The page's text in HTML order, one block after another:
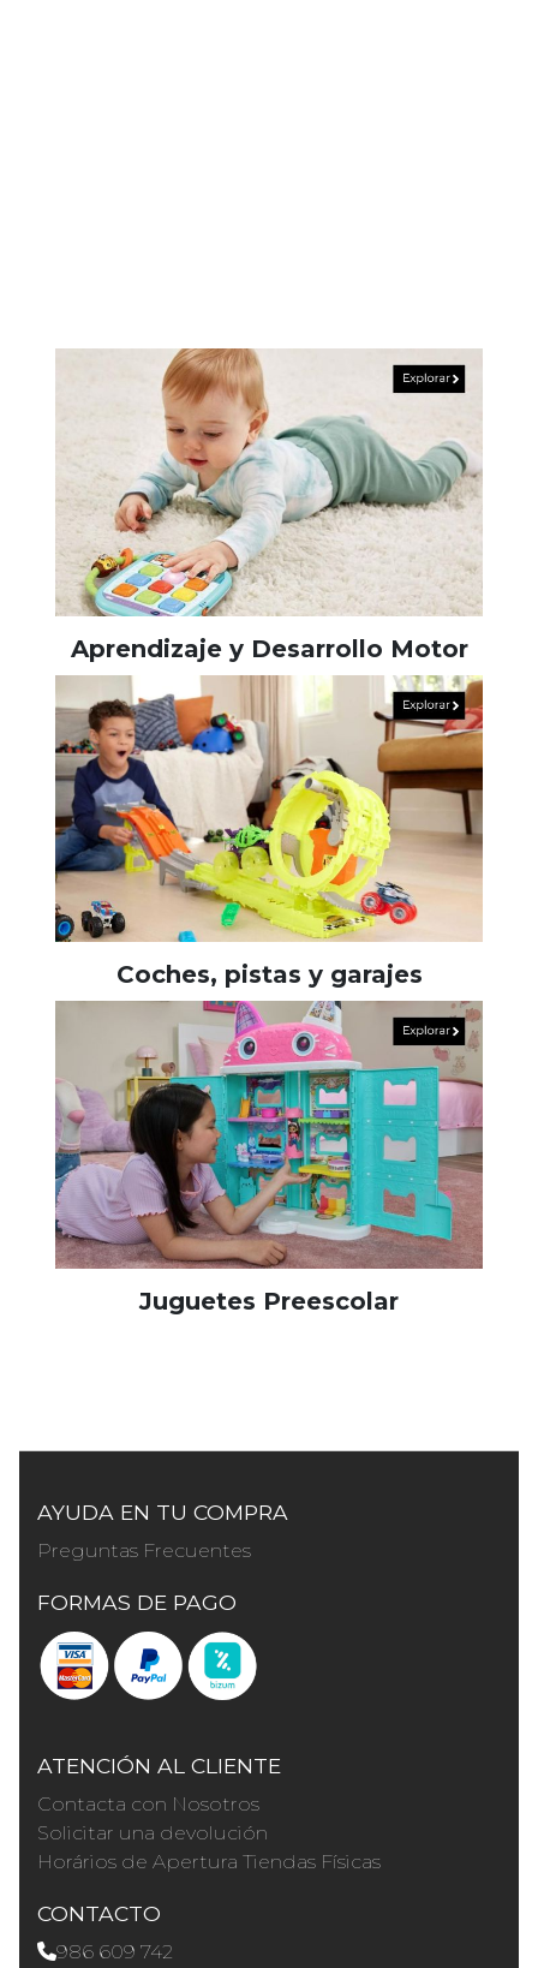
Aprendizaje y Desarrollo Motor
Coches, pistas y garajes
Juguetes Preescolar
AYUDA EN TU COMPRA
Preguntas Frecuentes
FORMAS DE PAGO
ATENCIÓN AL CLIENTE
Contacta con Nosotros
Solicitar una devolución
Horários de Apertura Tiendas Físicas
CONTACTO
986 609 742